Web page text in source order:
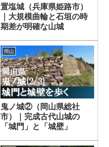
置塩城（兵庫県姫路市）
｜大規模曲輪と石垣の時
期差が明確な山城
岡山
鬼ノ城②（岡山県総社
市）｜完成古代山城の
「城門」と「城壁」